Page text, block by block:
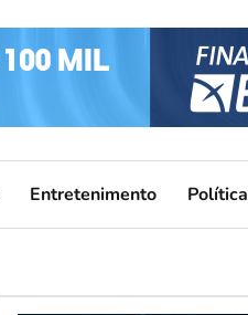
Entretenimento Política